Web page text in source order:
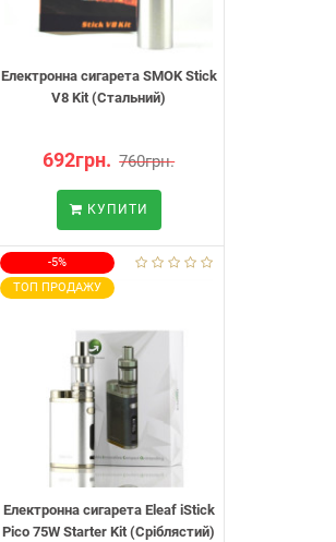
Електронна сигарета SMOK Stick
V8 Kit (Стальний)
692грн. 760грн.
КУПИТИ
-5%
ТОП ПРОДАЖУ
Електронна сигарета Eleaf iStick
Pico 75W Starter Kit (Сріблястий)